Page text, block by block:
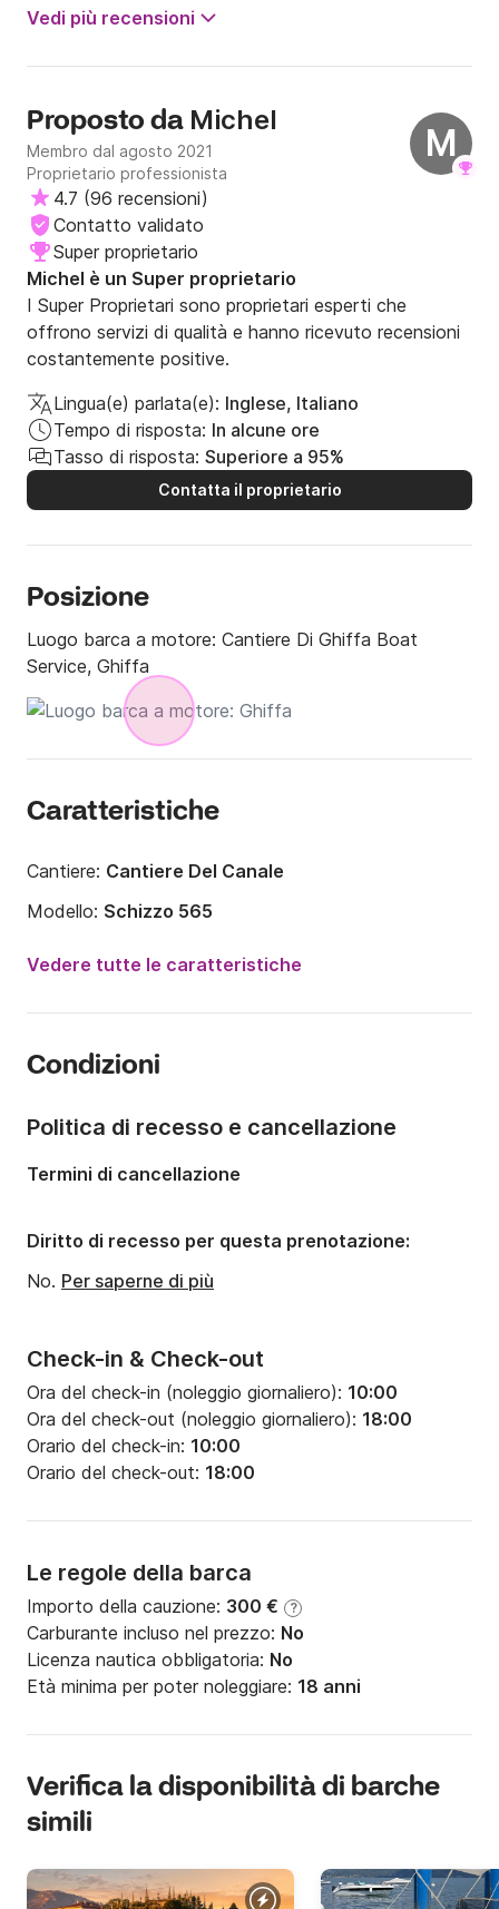
Consigliato!).
Vedi più recensioni
M
Proposto da Michel
Membro dal agosto 2021
Proprietario professionista
4.7 (96 recensioni)
Contatto validato
Super proprietario
Michel è un Super proprietario
I Super Proprietari sono proprietari esperti che
offrono servizi di qualità e hanno ricevuto recensioni
costantemente positive.
Lingua(e) parlata(e): Inglese, Italiano
Tempo di risposta: In alcune ore
Tasso di risposta: Superiore a 95%
Contatta il proprietario
Posizione
Luogo barca a motore: Cantiere Di Ghiffa Boat
Service, Ghiffa
Caratteristiche
Cantiere: Cantiere Del Canale
Modello: Schizzo 565
40CV
Portata massima persone:
Vedere tutte le caratteristiche
Condizioni
Check-in & Check-out
Ora del check-in (noleggio giornaliero): 10:00
Ora del check-out (noleggio giornaliero): 18:00
Orario del check-in: 10:00
Orario del check-out: 18:00
Le regole della barca
Importo della cauzione: 300 € ?
Carburante incluso nel prezzo: No
Licenza nautica obbligatoria: No
Età minima per poter noleggiare: 18 anni
Politica di recesso e cancellazione
Termini di cancellazione
Diritto di recesso per questa prenotazione:
No. Per saperne di più
Verifica la disponibilità di barche
simili